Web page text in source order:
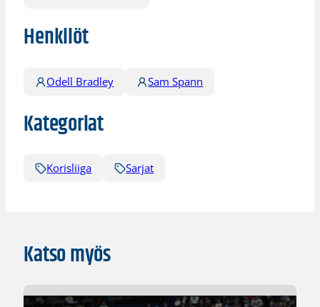
Henkilöt
Odell Bradley Sam Spann
Kategoriat
Korisliiga Sarjat
Katso myös